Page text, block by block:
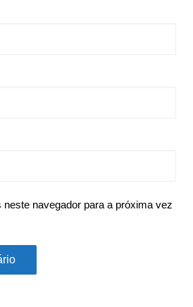
neste navegador para a próxima vez